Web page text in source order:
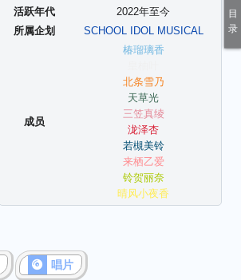
活跃年代
2022年至今
所属企划
SCHOOL IDOL MUSICAL
成员
椿瑠璃香
北条雪乃
天草光
三笠真绫
泷泽杏
若槻美铃
来栖乙爱
铃贺丽奈
晴风小夜香
唱片